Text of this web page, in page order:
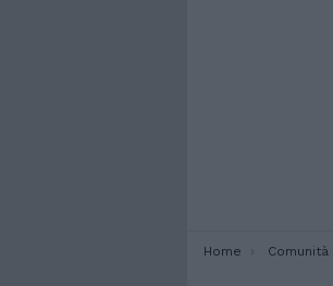
You are here:
Home Comunità